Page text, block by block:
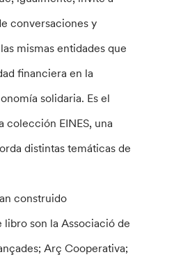
conversaciones y
mismas entidades que
financiera en la
solidaria. Es el
colección EINES, una
distintas temáticas de
construido
son la Associació de
Arç Cooperativa;